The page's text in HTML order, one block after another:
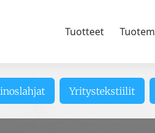
Tuotteet
Yritystekstiilit